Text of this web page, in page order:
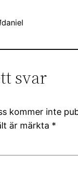
daniel
svar
kommer inte
är märkta *